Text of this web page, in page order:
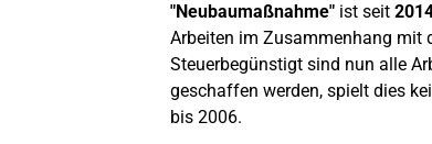
"Neubaumaßnahme"ist seit
Arbeiten im Zusammenhang mit
Steuerbegünstigt sind nun alle
geschaffen werden, spielt dies
bis 2006.